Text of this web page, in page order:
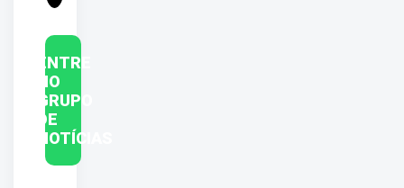
ENTRE
NO
GRUPO
DE
NOTÍCIAS